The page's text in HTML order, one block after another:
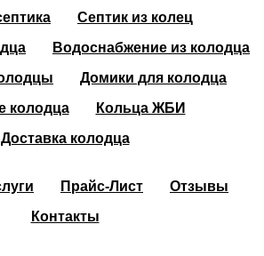
Септик из колец
Водоснабжение из колодца
Домики для колодца
колодца
Кольца ЖБИ
Доставка колодца
Прайс-Лист
Отзывы
Контакты